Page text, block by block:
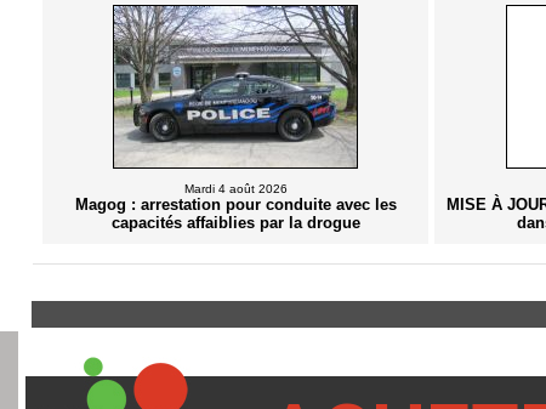
Mardi 4 août 2026
Magog : arrestation pour conduite avec les
capacités affaiblies par la drogue
MISE À